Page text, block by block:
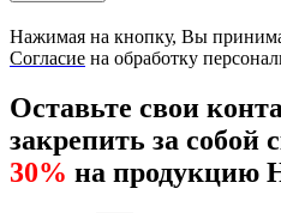
Нажимая на кнопку, Вы
Согласие на обработку
Оставьте свои
закрепить за собой
30% на продукцию